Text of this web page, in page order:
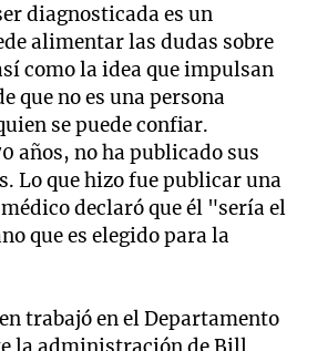
diagnosticada es un
alimentar las dudas sobre
como la idea que impulsan
que no es una persona
se puede confiar.
años, no ha publicado sus
Lo que hizo fue publicar una
declaró que él "sería el
que es elegido para la
trabajó en el Departamento